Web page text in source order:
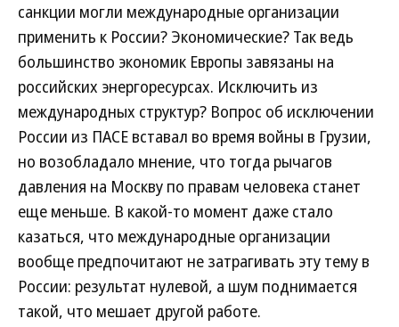
санкции могли международные организации
применить к России? Экономические? Так ведь
большинство экономик Европы завязаны на
российских энергоресурсах. Исключить из
международных структур? Вопрос об исключении
России из ПАСЕ вставал во время войны в Грузии,
но возобладало мнение, что тогда рычагов
давления на Москву по правам человека станет
еще меньше. В какой-то момент даже стало
казаться, что международные организации
вообще предпочитают не затрагивать эту тему в
России: результат нулевой, а шум поднимается
такой, что мешает другой работе.